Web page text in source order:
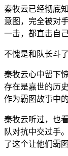
秦牧云已经彻底
意图，完全被对
一击，都直击自
不愧是和队长斗
秦牧云心中留下
存在是嘉世的历
作为霸图故事中的
秦牧云听过，也
队对抗中交过手
了这个让他们霸